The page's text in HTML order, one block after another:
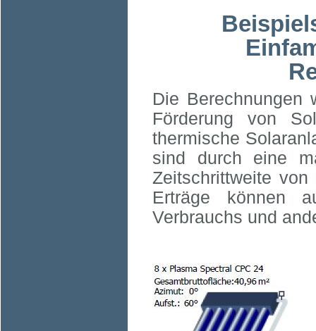
Die Berechnungen
Förderung von
thermische
sind durch eine
Zeitschrittweite
Erträge können
Verbrauchs und